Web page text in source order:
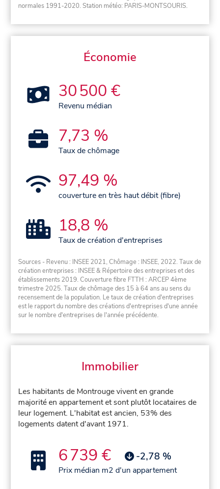
normales 1991-2020. Station météo: PARIS-MONTSOURIS.
Économie
30 500 €
Revenu médian
7,73 %
Taux de chômage
97,49 %
couverture en très haut débit (fibre)
18,8 %
Taux de création d'entreprises
Sources - Revenu : INSEE 2021, Chômage : INSEE, 2022. Taux de
création entreprises : INSEE & Répertoire des entreprises et des
établissements 2019. Couverture fibre FTTH : ARCEP 4ème
trimestre 2025. Taux de chômage des 15 à 64 ans au sens du
recensement de la population. Le taux de création d'entreprises
est le rapport du nombre des créations d'entreprises d'une année
sur le nombre d'entreprises de l'année précédente.
Immobilier
Les habitants de Montrouge vivent en grande
majorité en appartement et sont plutôt locataires de
leur logement. L'habitat est ancien, 53% des
logements datent d'avant 1971.
6 739 € -2,78 %
Prix médian m2 d'un appartement